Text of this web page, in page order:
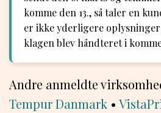
komme den 13., så taler en
er ikke yderligere
klagen blev håndteret i
Andre anmeldte
Tempur Danmark •